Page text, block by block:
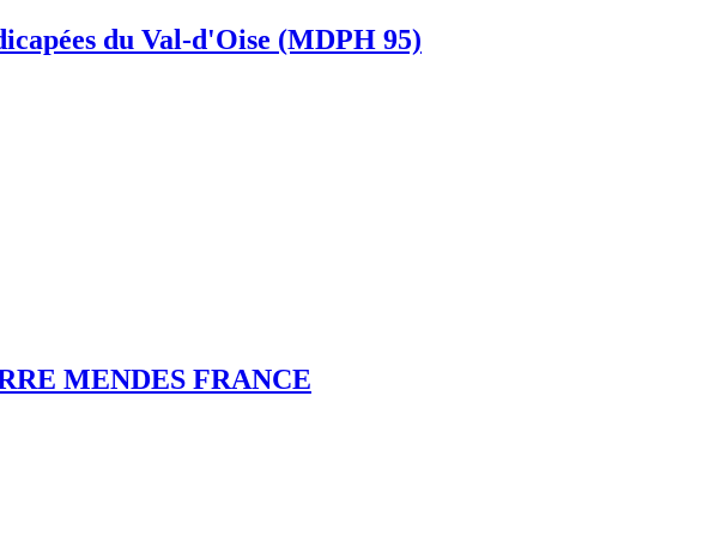
du Val-d'Oise (MDPH 95)
MENDES FRANCE